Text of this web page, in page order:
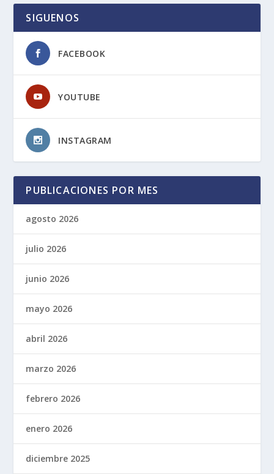
SIGUENOS
FACEBOOK
YOUTUBE
INSTAGRAM
PUBLICACIONES POR MES
agosto 2026
julio 2026
junio 2026
mayo 2026
abril 2026
marzo 2026
febrero 2026
enero 2026
diciembre 2025